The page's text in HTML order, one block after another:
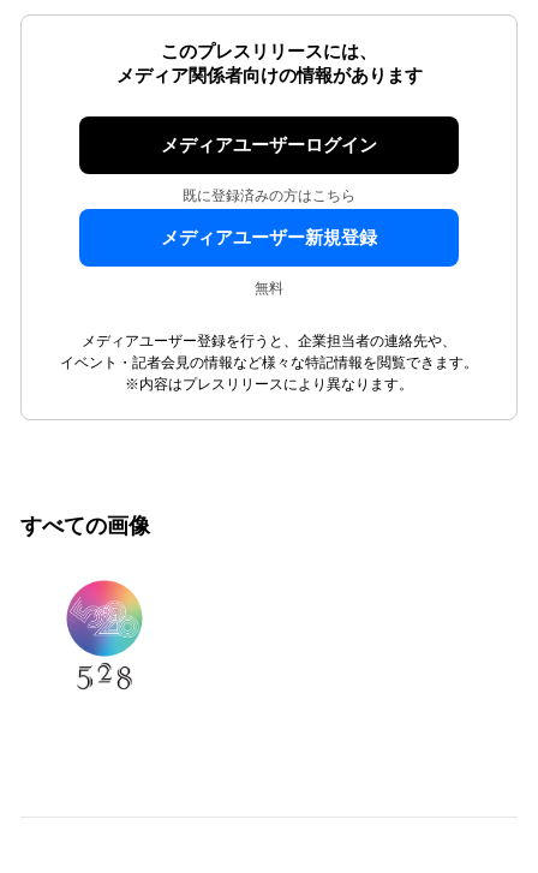
このプレスリリースには、
メディア関係者向けの情報があります
メディアユーザーログイン
既に登録済みの方はこちら
メディアユーザー新規登録
無料
メディアユーザー登録を行うと、企業担当者の連絡先や、
イベント・記者会見の情報など様々な特記情報を閲覧できます。
※内容はプレスリリースにより異なります。
すべての画像